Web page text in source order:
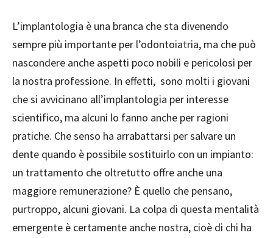
L’implantologia è una branca che sta divenendo
sempre più importante per l’odontoiatria, ma che può
nascondere anche aspetti poco nobili e pericolosi per
la nostra professione. In effetti, sono molti i giovani
che si avvicinano all’implantologia per interesse
scientifico, ma alcuni lo fanno anche per ragioni
pratiche. Che senso ha arrabattarsi per salvare un
dente quando è possibile sostituirlo con un impianto:
un trattamento che oltretutto offre anche una
maggiore remunerazione? È quello che pensano,
purtroppo, alcuni giovani. La colpa di questa mentalità
emergente è certamente anche nostra, cioè di chi ha